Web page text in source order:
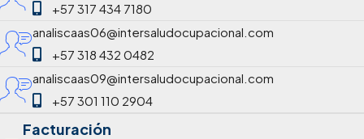
+57 317 434 7180
analiscaas06@intersaludocupacional.com
+57 318 432 0482
analiscaas09@intersaludocupacional.com
+57 301 110 2904
Facturación